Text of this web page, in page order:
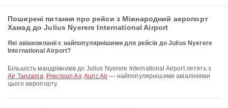
Поширені питання про рейси з Міжнародний аеропорт
Хамад до Julius Nyerere International Airport
Які авіакомпанії є найпопулярнішими для рейсів до Julius Nyerere
International Airport?
Більшість мандрівників до Julius Nyerere International Airport летять з
Air Tanzania, Precision Air,Auric Air — найпопулярнішими авіалініями
цього аеропорту.